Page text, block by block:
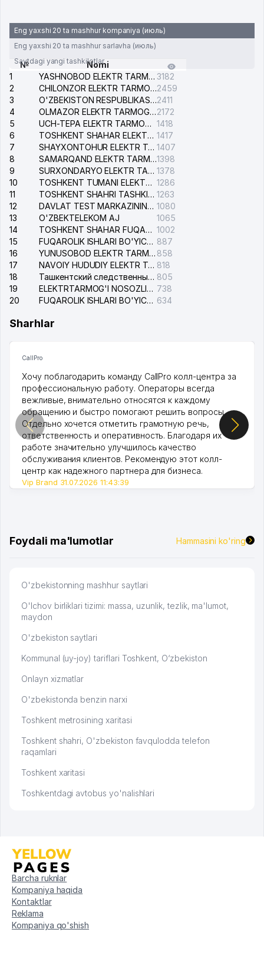
Eng yaxshi 20 ta mashhur kompaniya (июль)
Eng yaxshi 20 ta mashhur sarlavha (июль)
Saytdagi yangi tashkilotlar
№
Nomi
1
YASHNOBOD ELEKTR TARMOG'I NOSOZLIKLARI XIZMATI 3182
2
CHILONZOR ELEKTR TARMOG'I NOSOZLIK XIZMATI2459
3
O'ZBEKISTON RESPUBLIKASI BOSH PROKURATURASI ISHONCH TELEFONI2411
4
OLMAZOR ELEKTR TARMOG'I NOSOZLIKLARI XIZMATI2172
5
UCH-TEPA ELEKTR TARMOG'I NOSOZLIKLARI XIZMATI 1418
6
TOSHKENT SHAHAR ELEKTR TARMOQLARI KORXONASI AJ 1417
7
SHAYXONTOHUR ELEKTR TARMOG'I NOSOZLIKLARINI TUZATISH XIZMATI 1407
8
SAMARQAND ELEKTR TARMOQLARI AJ1398
9
SURXONDARYO ELEKTR TARMOQLARI AJ 1378
10
TOSHKENT TUMANI ELEKTR TARMOG'I AVARIYA XIZMATI 1286
11
TOSHKENT SHAHRI TASHKILOT TELEFONLARI HAQIDA MA'LUMOT BYUROSI 1263
12
DAVLAT TEST MARKAZINING ISHONCH TELEFONLARI 1080
13
O'ZBEKTELEKOM AJ
1065
14
TOSHKENT SHAHAR FUQAROLIK ISHLARI BO'YICHA SUDI 1002
15
FUQAROLIK ISHLARI BO'YICHA YAKKASAROY TUMANLARARO SUDI 887
16
YUNUSOBOD ELEKTR TARMOG'I NOSOZLIKLARI XIZMATI 858
17
NAVOIY HUDUDIY ELEKTR TARMOQLARI KORXONASI AJ 818
18
Ташкентский следственный изолятор 805
19
ELEKTRTARMOG'I NOSOZLIKLARINI TO'ZATISH SERGELI XIZMATI 738
20
FUQAROLIK ISHLARI BO'YICHA UCH-TEPA TUMANI SUDI 634
Sharhlar
CallPro
Хочу поблагодарить команду CallPro колл-центра за
профессиональную работу. Операторы всегда
вежливые, внимательно относятся к каждому
обращению и быстро помогают решить вопросы.
Отдельно хочется отметить грамотную речь,
ответственность и оперативность. Благодаря их
работе значительно улучшилось качество
обслуживания клиентов. Рекомендую этот колл-
центр как надежного партнера для бизнеса.
Vip Brand 31.07.2026 11:43:39
Foydali ma'lumotlar Hammasini ko'ring
O'zbekistonning mashhur saytlari
O'lchov birliklari tizimi: massa, uzunlik, tezlik, ma'lumot,
maydon
O'zbekiston saytlari
Kommunal (uy-joy) tariflari Toshkent, O‘zbekiston
Onlayn xizmatlar
O'zbekistonda benzin narxi
Toshkent metrosining xaritasi
Toshkent shahri, O'zbekiston favqulodda telefon
raqamlari
Toshkent xaritasi
Toshkentdagi avtobus yo'nalishlari
Barcha ruknlar
Kompaniya haqida
Kontaktlar
Reklama
Kompaniya qo'shish